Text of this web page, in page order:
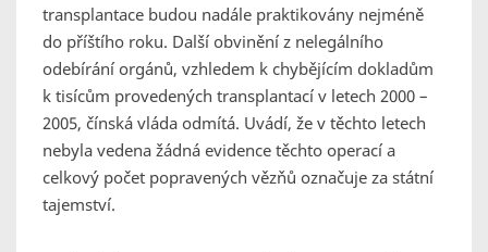
transplantace budou nadále praktikovány nejméně
do příštího roku. Další obvinění z nelegálního
odebírání orgánů, vzhledem k chybějícím dokladům
k tisícům provedených transplantací v letech 2000 –
2005, čínská vláda odmítá. Uvádí, že v těchto letech
nebyla vedena žádná evidence těchto operací a
celkový počet popravených vězňů označuje za státní
tajemství.